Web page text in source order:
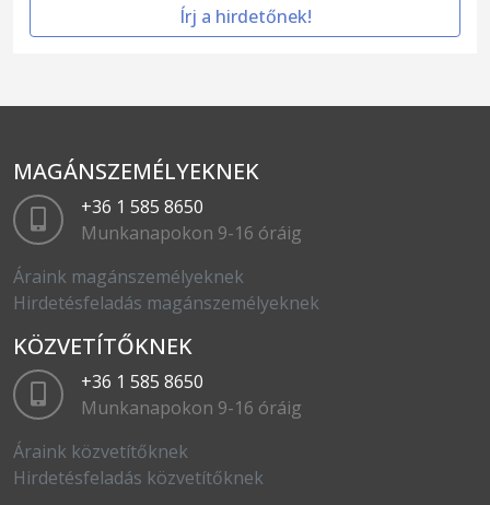
Írj a hirdetőnek!
MAGÁNSZEMÉLYEKNEK
+36 1 585 8650
Munkanapokon 9-16 óráig
Áraink magánszemélyeknek
Hirdetésfeladás magánszemélyeknek
KÖZVETÍTŐKNEK
+36 1 585 8650
Munkanapokon 9-16 óráig
Áraink közvetítőknek
Hirdetésfeladás közvetítőknek